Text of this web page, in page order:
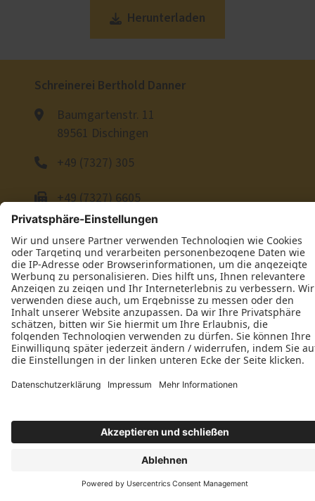
Herunterladen
Schreinerei Berthold Danner
Baumgartenstr. 11
89561 Dischingen
+49 (7327) 305
+49 (7327) 6605
E-Mail schreiben
Öffnungszeiten
Montag: 07:30–11:30 Uhr, 13:00–16:30 Uhr
Dienstag: 07:30–11:30 Uhr, 13:00–16:30 Uhr
Mittwoch: 07:30–11:30 Uhr, 13:00–16:30 Uhr
Donnerstag: 07:30–11:30 Uhr, 13:00–16:30 Uhr
Freitag: 07:30–11:30 Uhr
Sonntag: Geschlossen
Wir freuen uns auf Ihre Anfrage!